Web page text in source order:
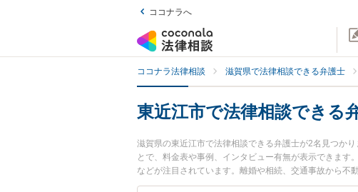
ココナラへ
ココナラ法律相談 滋賀県で法律相談できる弁護士
東近江市で法律相談できる
滋賀県の東近江市で法律相談できる弁護士が2名見つか
とで、料金表や事例、インタビュー有無が表示できま
などが注目されています。離婚や相続、交通事故から不
東近江市で土日や夜間に発生した不倫慰謝料トラブルを